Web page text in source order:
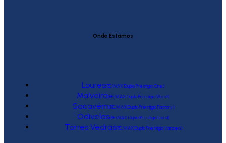
Onde Estamos
Loures(RE/MAX Duplo Prestígio One)
Malveira(RE/MAX Duplo Prestígio West)
Sacavém(RE/MAX Duplo Prestígio Factory)
Odivelas(RE/MAX Duplo Prestígio Local)
Torres Vedras(RE/MAX Duplo Prestígio Várzea)